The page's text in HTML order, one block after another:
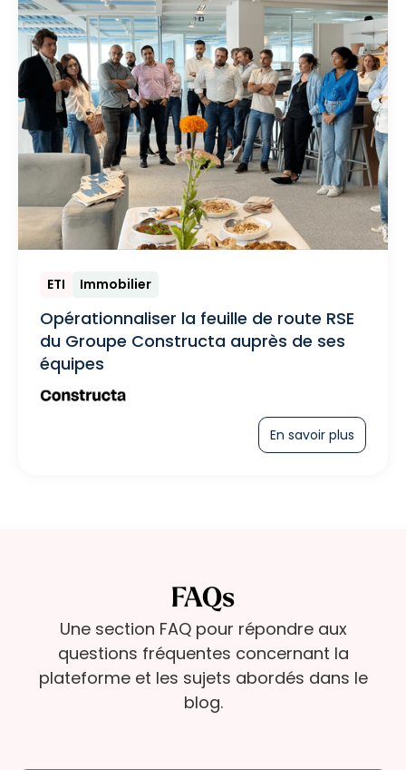
ETI Immobilier
Opérationnaliser la feuille de route RSE
du Groupe Constructa auprès de ses
équipes
En savoir plus
FAQs
Une section FAQ pour répondre aux
questions fréquentes concernant la
plateforme et les sujets abordés dans le
blog.